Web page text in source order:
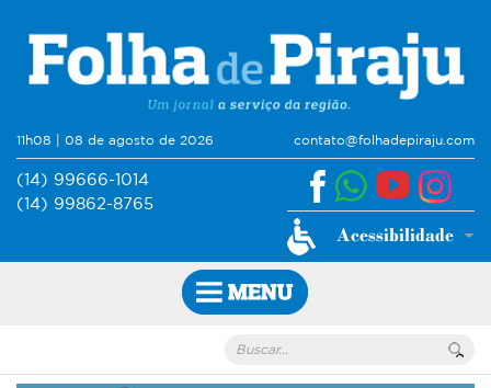
11h08 | 08 de agosto de 2026 contato@folhadepiraju.com
(14) 99666-1014
(14) 99862-8765